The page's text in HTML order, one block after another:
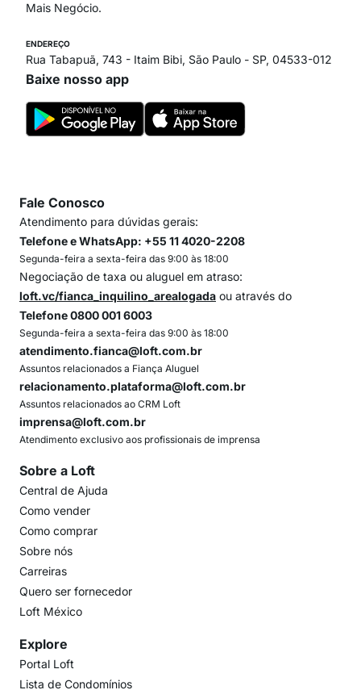
Mais Negócio.
ENDEREÇO
Rua Tabapuã, 743 - Itaim Bibi, São Paulo - SP, 04533-012
Baixe nosso app
Fale Conosco
Atendimento para dúvidas gerais:
Telefone e WhatsApp: +55 11 4020-2208
Segunda-feira a sexta-feira das 9:00 às 18:00
Negociação de taxa ou aluguel em atraso:
loft.vc/fianca_inquilino_arealogada ou através do
Telefone 0800 001 6003
Segunda-feira a sexta-feira das 9:00 às 18:00
atendimento.fianca@loft.com.br
Assuntos relacionados a Fiança Aluguel
relacionamento.plataforma@loft.com.br
Assuntos relacionados ao CRM Loft
imprensa@loft.com.br
Atendimento exclusivo aos profissionais de imprensa
Sobre a Loft
Central de Ajuda
Como vender
Como comprar
Sobre nós
Carreiras
Quero ser fornecedor
Loft México
Explore
Portal Loft
Lista de Condomínios